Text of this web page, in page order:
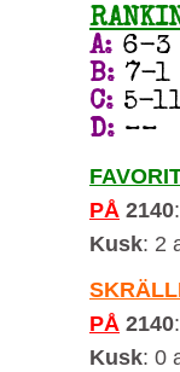
A: 6-3
B: 7-1
C: 5-
D: ––
PÅ 2140
Kusk: 2
PÅ 2140
Kusk: 0